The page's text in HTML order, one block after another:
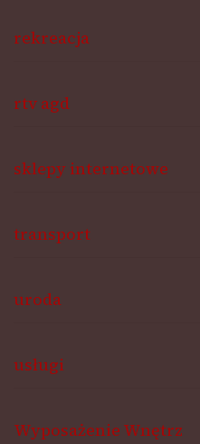
rekreacja
rtv agd
sklepy internetowe
transport
uroda
usługi
Wyposażenie Wnętrz